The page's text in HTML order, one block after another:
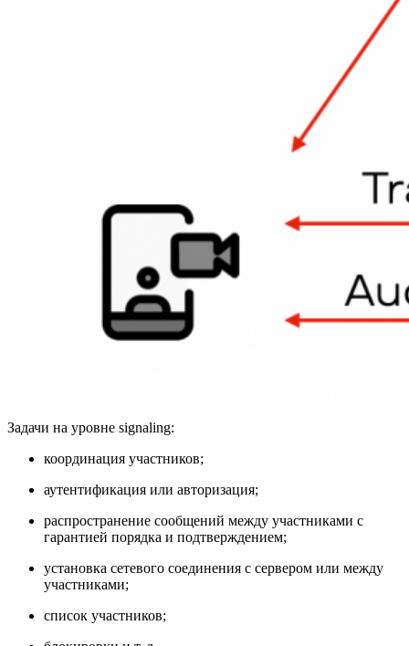
Задачи на уровне signaling:
координация участников;
аутентификация или авторизация;
распространение сообщений между участниками с
гарантией порядка и подтверждением;
установка сетевого соединения с сервером или между
участниками;
список участников;